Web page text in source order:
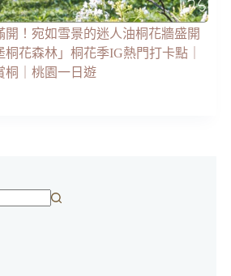
開！宛如雪景的迷人油桐花牆盛開
花森林」桐花季IG熱門打卡點｜
桐｜桃園一日遊